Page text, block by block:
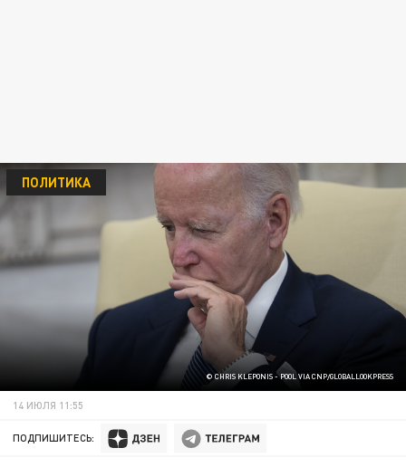
© CHRIS KLEPONIS - POOL VIA CNP/GLOBALLOOKPRESS
ПОЛИТИКА
14 ИЮЛЯ 11:55
ПОДПИШИТЕСЬ: